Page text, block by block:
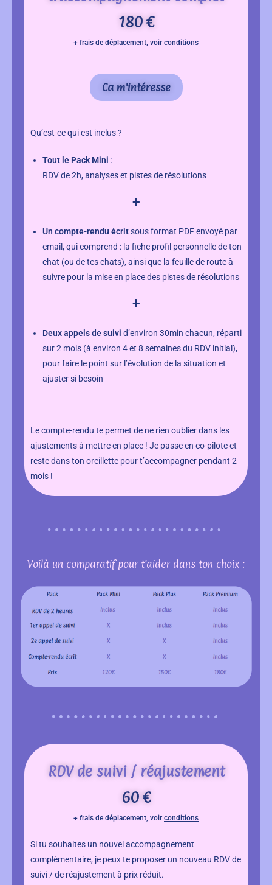
180 €
+ frais de déplacement, voir conditions
Ca m'intéresse
Qu’est-ce qui est inclus ?
Tout le Pack Mini :
RDV de 2h, analyses et pistes de résolutions
+
Un compte-rendu écritsous format PDF envoyé par
email, qui comprend : la fiche profil personnelle de ton
chat (ou de tes chats), ainsi que la feuille de route à
suivre pour la mise en place des pistes de résolutions
+
Deux appels de suivi d’environ 30min chacun, réparti
sur 2 mois (à environ 4 et 8 semaines du RDV initial),
pour faire le point sur l’évolution de la situation et
ajuster si besoin
Le compte-rendu te permet de ne rien oublier dans les
ajustements à mettre en place ! Je passe en co-pilote et
reste dans ton oreillette pour t’accompagner pendant 2
mois !
Voilà un comparatif pour t’aider dans ton choix :
RDV de suivi / réajustement
60 €
+ frais de déplacement, voir conditions
Si tu souhaites un nouvel accompagnement
complémentaire, je peux te proposer un nouveau RDV de
suivi / de réajustement à prix réduit.